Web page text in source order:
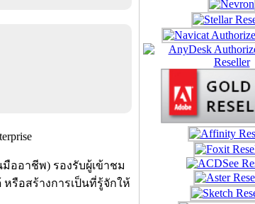
ออาชีพ) รองรับผู้เข้าชม
รือสร้างการเป็นที่รู้จักให้